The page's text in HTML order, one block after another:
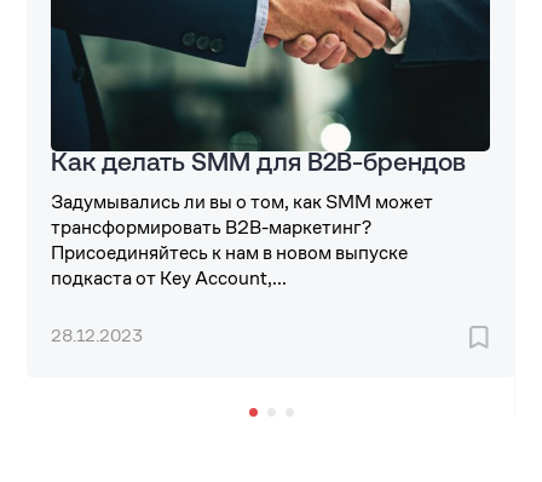
Как делать SMM для B2B-брендов
Задумывались ли вы о том, как SMM может
трансформировать B2B-маркетинг?
Присоединяйтесь к нам в новом выпуске
подкаста от Key Account,...
28.12.2023